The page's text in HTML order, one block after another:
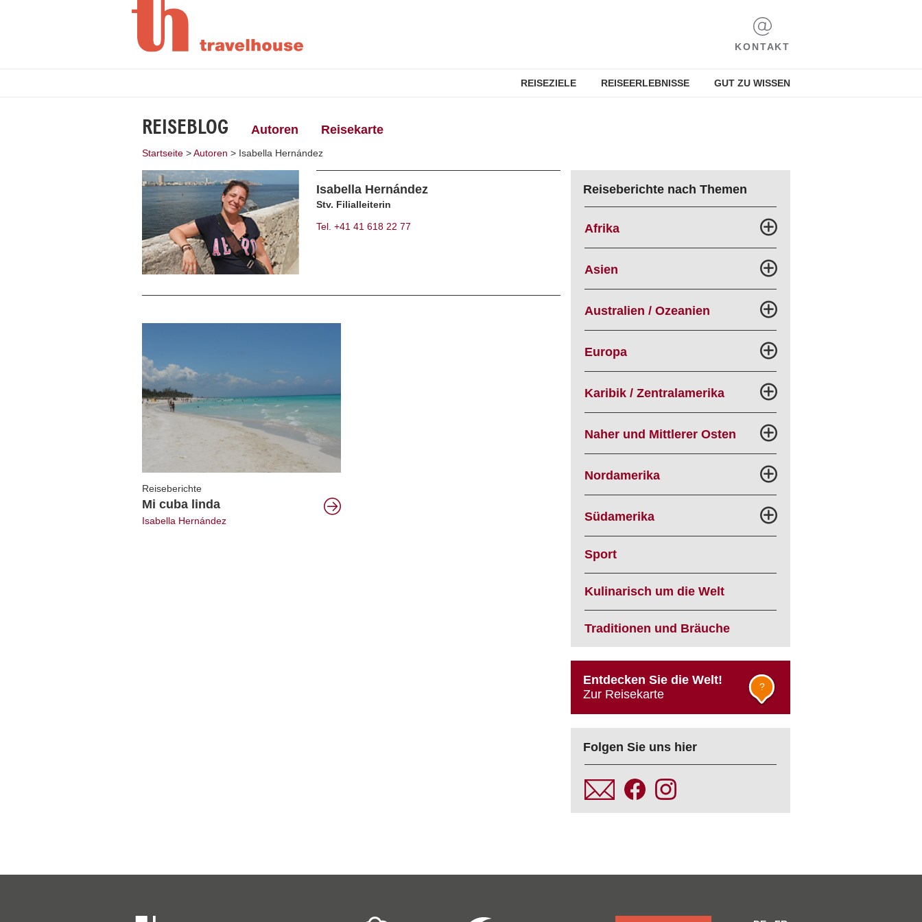
KONTAKT
REISEZIELE REISEERLEBNISSE GUT ZU WISSEN
REISEBLOG Autoren Reisekarte
Startseite >Autoren > Isabella Hernández
Isabella Hernández
Stv. Filialleiterin
Tel. +41 41 618 22 77
Reiseberichte
Mi cuba linda
Isabella Hernández
Reiseberichte nach Themen
Afrika
Asien
Australien / Ozeanien
Europa
Karibik / Zentralamerika
Naher und Mittlerer Osten
Nordamerika
Südamerika
Sport
Kulinarisch um die Welt
Traditionen und Bräuche
Entdecken Sie die Welt!
Zur Reisekarte
?
Folgen Sie uns hier